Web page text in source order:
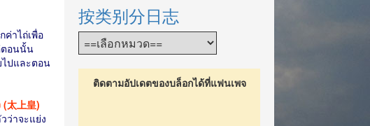
ค่าไถ่เพื่อ
ตอนนั้น
ไปและตอน
太上皇)
ว่าจะแย่ง
按类别分日志
ติดตามอัปเดตของบล็อกได้ที่แฟนเพจ